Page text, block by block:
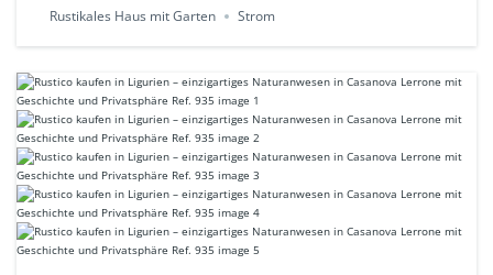
Rustikales Haus mit Garten
Strom